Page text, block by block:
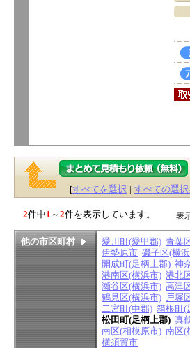
[すべてを選択 | すべての選
2件中1 ～2件を表示しています。 表
他の市区町村 愛川町(愛甲郡) 青葉
伊勢原市 磯子区(横
開成町(足柄上郡) 神
港南区(横浜市) 港北
瀬谷区(横浜市) 高津
鶴見区(横浜市) 戸塚
二宮町(中郡) 箱根町(
松田町(足柄上郡) 真
南区(相模原市) 南区(
横須賀市